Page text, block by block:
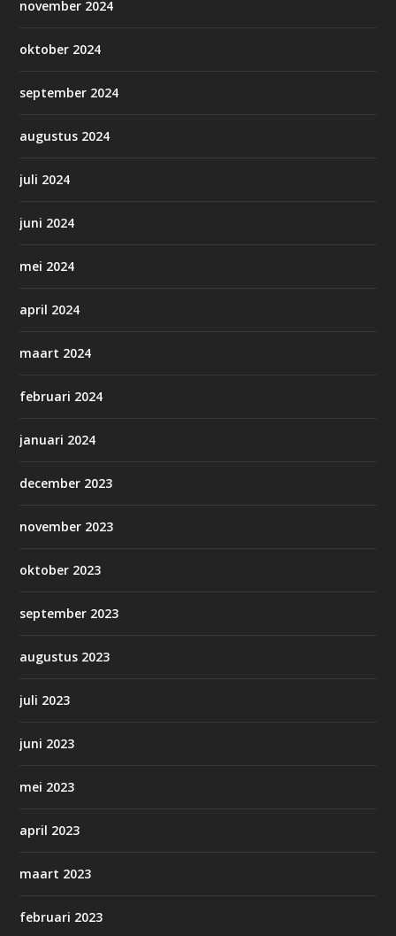
november 2024
oktober 2024
september 2024
augustus 2024
juli 2024
juni 2024
mei 2024
april 2024
maart 2024
februari 2024
januari 2024
december 2023
november 2023
oktober 2023
september 2023
augustus 2023
juli 2023
juni 2023
mei 2023
april 2023
maart 2023
februari 2023